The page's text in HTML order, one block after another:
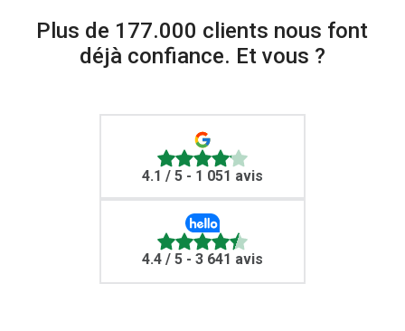
Plus de 177.000 clients nous font
déjà confiance. Et vous ?
4.1 / 5 - 1 051 avis
4.4 / 5 - 3 641 avis